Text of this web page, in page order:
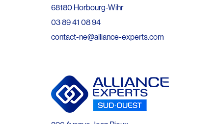
68180 Horbourg-Wihr
03 89 41 08 94
contact-ne@alliance-experts.com